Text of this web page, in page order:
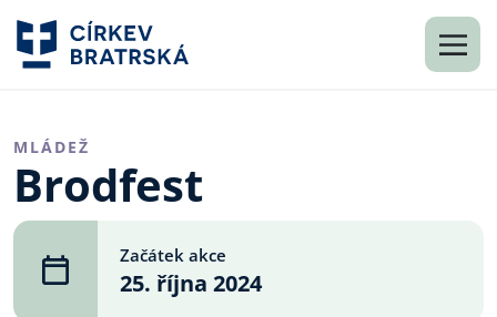
MLÁDEŽ
Brodfest
Začátek akce
25. října 2024